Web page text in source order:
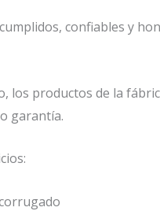
confiables y
los productos de la
garantía.